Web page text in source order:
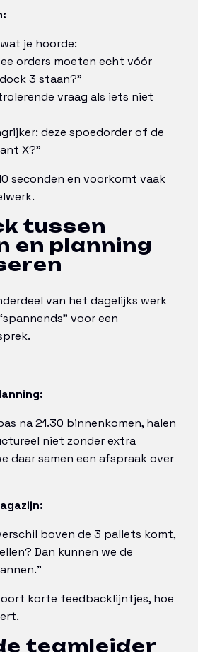
je hoorde:
orders moeten echt vóór
3 staan?”
vraag als iets niet
deze spoedorder of de
X?”
seconden en voorkomt vaak
tussen
en planning
van het dagelijks werk
voor een
na 21.30 binnenkomen, halen
niet zonder extra
daar samen een afspraak over
boven de 3 pallets komt,
Dan kunnen we de
korte feedbacklijntjes, hoe
teamleider